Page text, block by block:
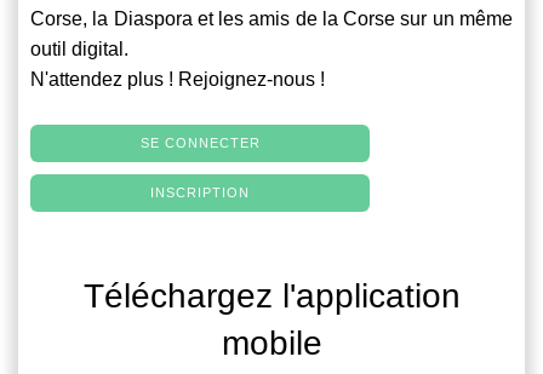
Corse, la Diaspora et les amis de la Corse sur un même
outil digital.
N'attendez plus ! Rejoignez-nous !
SE CONNECTER
INSCRIPTION
Téléchargez l'application
mobile